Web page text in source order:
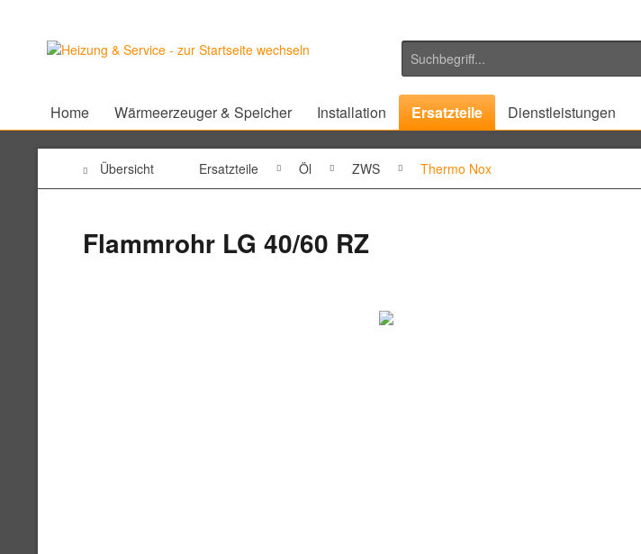
Home Wärmeerzeuger & Speicher Installation Ersatzteile Dienstleistungen
Übersicht Ersatzteile Öl ZWS Thermo Nox
Flammrohr LG 40/60 RZ